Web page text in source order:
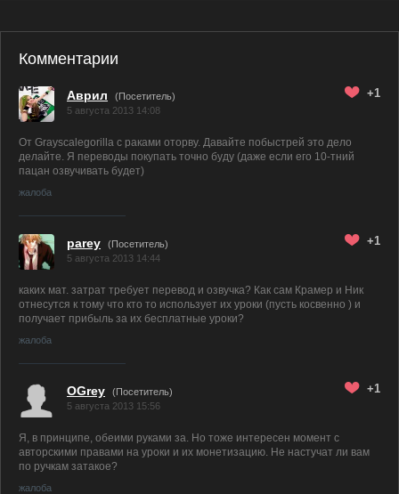
Комментарии
Аврил
(Посетитель)
5 августа 2013 14:08
+1
От Grayscalegorilla с раками оторву. Давайте побыстрей это дело
делайте. Я переводы покупать точно буду (даже если его 10-тний
пацан озвучивать будет)
жалоба
parey
(Посетитель)
5 августа 2013 14:44
+1
каких мат. затрат требует перевод и озвучка? Как сам Крамер и Ник
отнесутся к тому что кто то использует их уроки (пусть косвенно ) и
получает прибыль за их бесплатные уроки?
жалоба
OGrey
(Посетитель)
5 августа 2013 15:56
+1
Я, в принципе, обеими руками за. Но тоже интересен момент с
авторскими правами на уроки и их монетизацию. Не настучат ли вам
по ручкам затакое?
жалоба